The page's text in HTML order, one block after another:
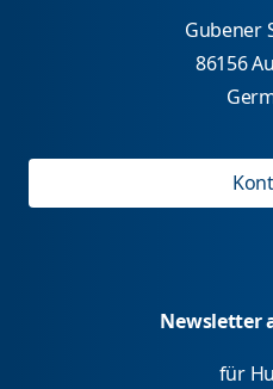
Gubener
86156
Newsletter
für